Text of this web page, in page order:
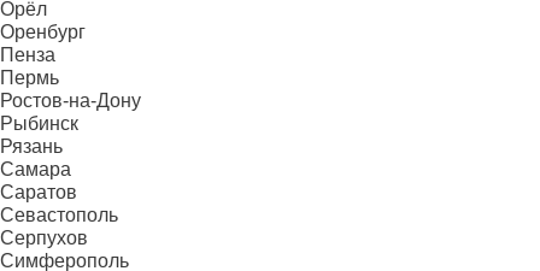
Орёл
Оренбург
Пенза
Пермь
Ростов-на-Дону
Рыбинск
Рязань
Самара
Саратов
Севастополь
Серпухов
Симферополь